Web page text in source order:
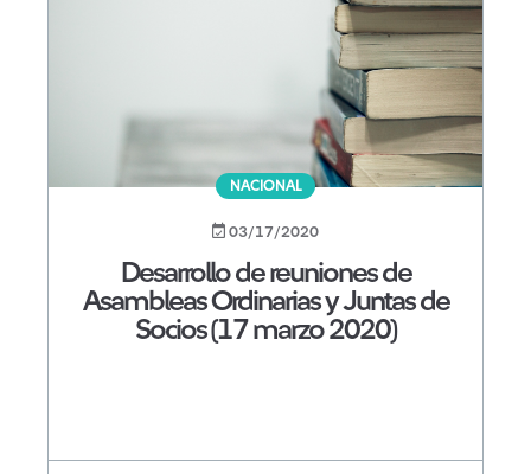
NACIONAL
03/17/2020
Desarrollo de reuniones de
Asambleas Ordinarias y Juntas de
Socios (17 marzo 2020)